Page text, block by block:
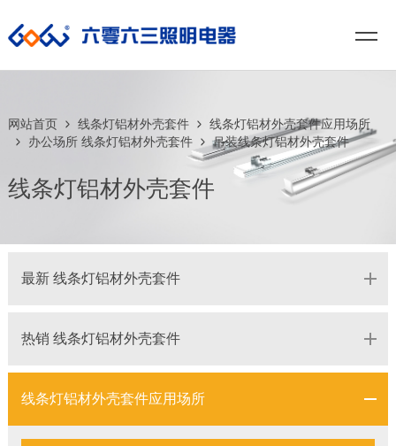
网站首页 线条灯铝材外壳套件
线条灯铝材外壳套件应用场所
办公场所 线条灯铝材外壳套件
吊装线条灯铝材外壳套件
线条灯铝材外壳套件
最新 线条灯铝材外壳套件
热销 线条灯铝材外壳套件
线条灯铝材外壳套件应用场所